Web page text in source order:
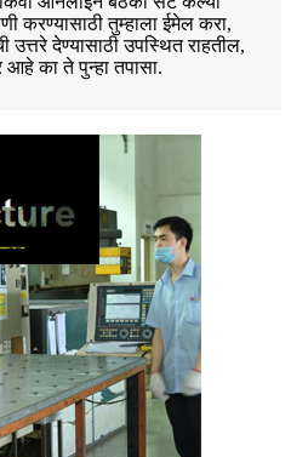
करण्यासाठी तुम्हाला ईमेल करा,
उत्तरे देण्यासाठी उपस्थित राहतील,
आहे का ते पुन्हा तपासा.